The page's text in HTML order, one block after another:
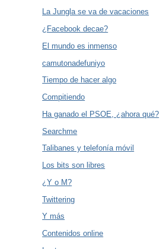
La Jungla se va de vacaciones
¿Facebook decae?
El mundo es inmenso
camutonadefuniyo
Tiempo de hacer algo
Compitiendo
Ha ganado el PSOE, ¿ahora qué?
Searchme
Talibanes y telefonía móvil
Los bits son libres
¿Y o M?
Twittering
Y más
Contenidos online